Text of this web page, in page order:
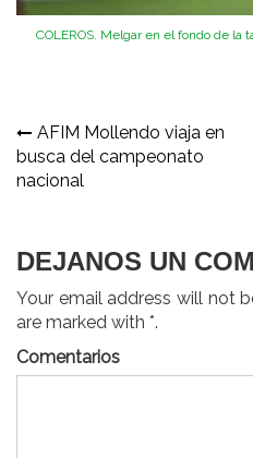
COLEROS. Melgar en el fondo de la
Navegación
de
AFIM Mollendo viaja en
busca del campeonato
nacional
DEJANOS UN
Your email address will not
are marked with *.
Comentarios